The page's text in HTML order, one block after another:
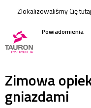
Zlokalizowaliśmy Cię
Powiadomienia
Zimowa
gniazdami